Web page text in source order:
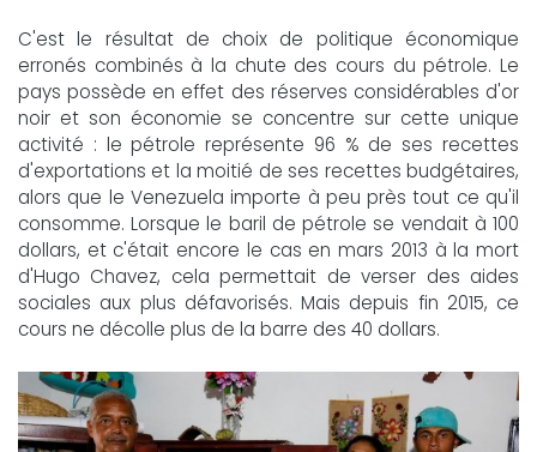
C'est le résultat de choix de politique économique
erronés combinés à la chute des cours du pétrole. Le
pays possède en effet des réserves considérables d'or
noir et son économie se concentre sur cette unique
activité : le pétrole représente 96 % de ses recettes
d'exportations et la moitié de ses recettes budgétaires,
alors que le Venezuela importe à peu près tout ce qu'il
consomme. Lorsque le baril de pétrole se vendait à 100
dollars, et c'était encore le cas en mars 2013 à la mort
d'Hugo Chavez, cela permettait de verser des aides
sociales aux plus défavorisés. Mais depuis fin 2015, ce
cours ne décolle plus de la barre des 40 dollars.